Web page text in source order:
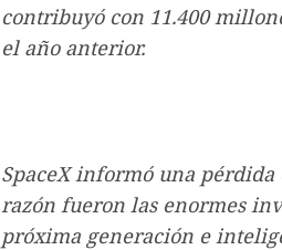
contribuyó con 11.400
el año anterior.
SpaceX informó una
razón fueron las enormes
próxima generación e